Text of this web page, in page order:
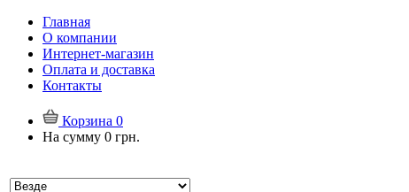
Главная
О компании
Интернет-магазин
Оплата и доставка
Контакты
Корзина 0
На сумму 0 грн.